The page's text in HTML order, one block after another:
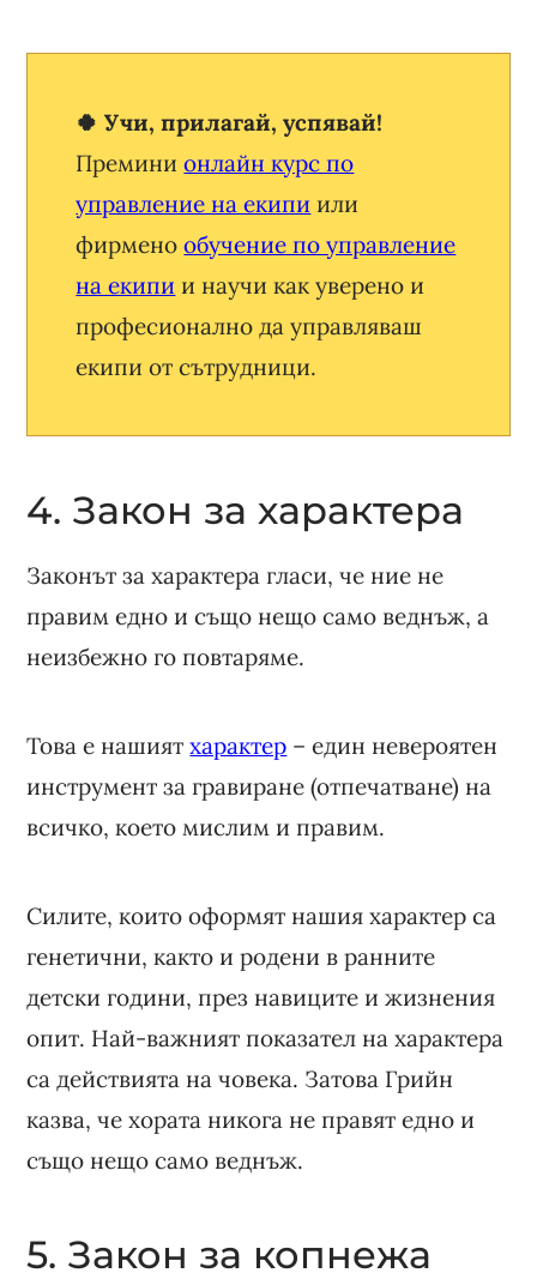
🍀 Учи, прилагай, успявай!
Преминионлайн курс по
управление на екипи или
фирменообучение по управление
на екипи и научи как уверено и
професионално да управляваш
екипи от сътрудници.
4. Закон за характера
Законът за характера гласи, че ние не
правим едно и също нещо само веднъж, а
неизбежно го повтаряме.
Това е нашиятхарактер – един невероятен
инструмент за гравиране (отпечатване) на
всичко, което мислим и правим.
Силите, които оформят нашия характер са
генетични, както и родени в ранните
детски години, през навиците и жизнения
опит. Най-важният показател на характера
са действията на човека. Затова Грийн
казва, че хората никога не правят едно и
също нещо само веднъж.
5. Закон за копнежа